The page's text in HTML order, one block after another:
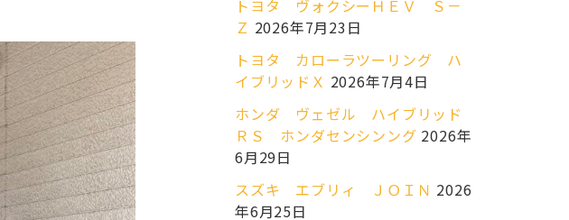
トヨタ ヴォクシーＨＥＶ Ｓ－
Ｚ 2026年7月23日
トヨタ カローラツーリング ハ
イブリッドＸ 2026年7月4日
ホンダ ヴェゼル ハイブリッド
ＲＳ ホンダセンシンング 2026年
6月29日
スズキ エブリィ ＪＯＩＮ 2026
年6月25日